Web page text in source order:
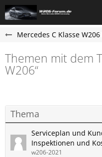
Themen mit dem
W206“
Thema
Serviceplan und
Inspektionen und
w206-2021